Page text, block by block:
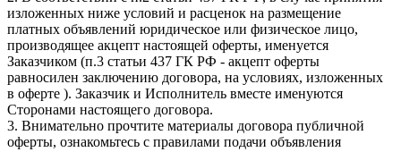
изложенных ниже условий и расценок на размещение
платных объявлений юридическое или физическое лицо,
производящее акцепт настоящей оферты, именуется
Заказчиком (п.3 статьи 437 ГК РФ - акцепт оферты
равносилен заключению договора, на условиях, изложенных
в оферте ). Заказчик и Исполнитель вместе именуются
Сторонами настоящего договора.
3. Внимательно прочтите материалы договора публичной
оферты, ознакомьтесь с правилами подачи объявления